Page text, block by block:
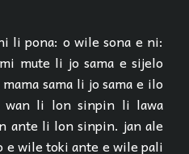
li pona: o wile sona e ni:
mute li jo sama e sijelo
sama li jo sama e ilo
wan li lon sinpin li lawa
ante li lon sinpin. jan ale
e wile toki ante e wile pali